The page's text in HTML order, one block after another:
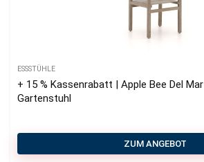
ESSSTÜHLE
+ 15 % Kassenrabatt | Apple Bee Del Mar
Gartenstuhl
ZUM ANGEBOT